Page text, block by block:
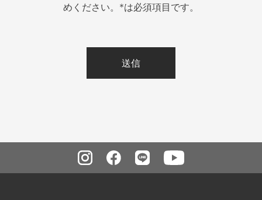
めください。*は必須項目です。